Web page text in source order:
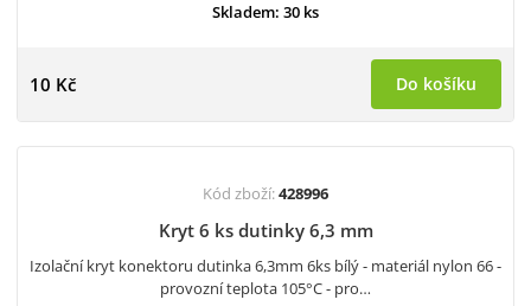
Skladem: 30 ks
10 Kč Do košíku
Kód zboží:428996
Kryt 6 ks dutinky 6,3 mm
Izolační kryt konektoru dutinka 6,3mm 6ks bílý - materiál nylon 66 -
provozní teplota 105°C - pro…